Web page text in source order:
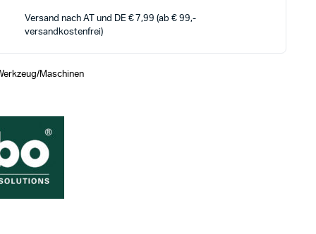
Versand nach AT und DE € 7,99 (ab € 99,-
versandkostenfrei)
Maschinen